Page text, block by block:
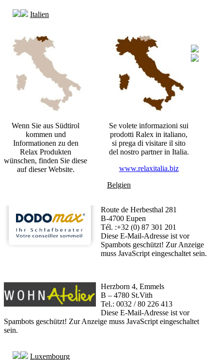
Italien
Wenn Sie aus Südtirol
kommen und
Informationen zu den
Relax Produkten
wünschen, finden Sie diese
auf dieser Website.
Se volete informazioni sui
prodotti Ralex in italiano,
si prega di visitare il sito
del nostro partner in Italia.
www.relaxitalia.biz
Belgien
Route de Herbesthal 281
B-4700 Eupen
Tél. :+32 (0) 87 301 201
Diese E-Mail-Adresse ist vor
Spambots geschützt! Zur Anzeige
muss JavaScript eingeschaltet sein.
Herzborn 4, Emmels
B – 4780 St.Vith
Tel.: 0032 / 80 226 413
Diese E-Mail-Adresse ist vor
Spambots geschützt! Zur Anzeige muss JavaScript eingeschaltet
sein.
Luxembourg